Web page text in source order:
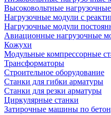
Высоковольтные
Нагрузочные модули с
Нагрузочные модули
Авиационные нагрузочные
Кожухи
Модульные компрессорные
Трансформаторы
Строительное оборудование
Станки для гибки арматуры
Станки для резки арматуры
Циркулярные станки
Затирочные машины по